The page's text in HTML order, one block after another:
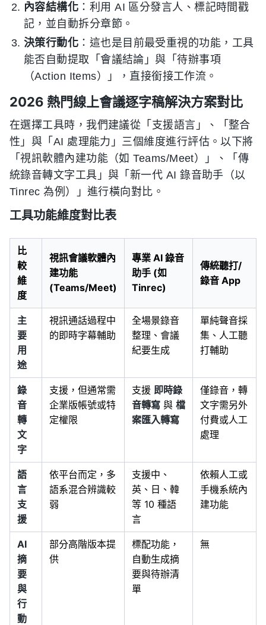
內容結構化 ：利用 AI 區分發言人、標記時間戳
記，並自動拆分章節。
決策行動化 ：這也是目前最受重視的功能，工具
能否自動提取「會議結論」與「待辦事項
（Action Items）」，直接銜接工作流。
2026 熱門線上會議逐字稿解決方案對比
在選擇工具時，我們建議從「支援語言」、「整合
性」與「AI 處理能力」三個維度進行評估。以下將
「視訊軟體內建功能（如 Teams/Meet）」、「傳
統錄音轉文字工具」與「新一代 AI 錄音助手（以
Tinrec 為例）」進行橫向對比。
工具功能維度對比表
比
較
維
度
視訊會議軟體內
建功能
(Teams/Meet)
專業 AI 錄音
助手 (如
Tinrec)
傳統聽打/
錄音 App
主
要
用
途
視訊通話過程中
的即時字幕輔助
全場景錄音
整理、會議
紀要生成
單純聲音採
集、人工聽
打輔助
錄
音
轉
文
字
支援，但通常需
企業版帳號或特
定權限
支援 即時錄
音轉寫 與 檔
案匯入轉寫
僅錄音，轉
文字需另外
付費或人工
處理
語
言
支
援
依平台而定，多
語系混合辨識較
弱
支援中、
英、日、韓
等 10 種語
言
依賴人工或
手機系統內
建功能
AI
摘
要
與
行
動
部分高階版本提
供
標配功能，
自動生成摘
要與待辦清
單
無